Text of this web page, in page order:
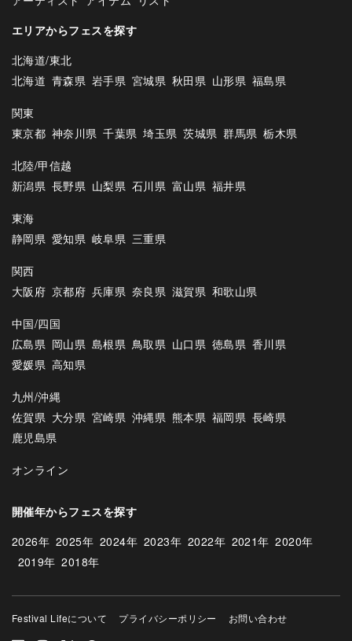
エリアからフェスを探す
北海道/東北
北海道 青森県 岩手県 宮城県 秋田県 山形県 福島県
関東
東京都 神奈川県 千葉県 埼玉県 茨城県 群馬県 栃木県
北陸/甲信越
新潟県 長野県 山梨県 石川県 富山県 福井県
東海
静岡県 愛知県 岐阜県 三重県
関西
大阪府 京都府 兵庫県 奈良県 滋賀県 和歌山県
中国/四国
広島県 岡山県 島根県 鳥取県 山口県 徳島県 香川県
愛媛県 高知県
九州/沖縄
佐賀県 大分県 宮崎県 沖縄県 熊本県 福岡県 長崎県
鹿児島県
オンライン
開催年からフェスを探す
2026年 2025年 2024年 2023年 2022年 2021年 2020年
2019年 2018年
Festival Lifeについて プライバシーポリシー お問い合わせ